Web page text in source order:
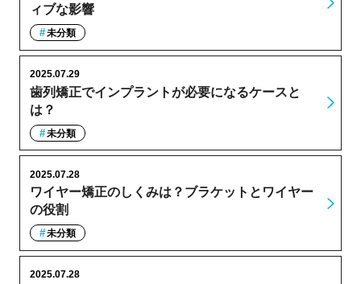
ィブな影響
未分類
歯列矯正でインプラントが必要になるケースと
は？
2025.07.29
未分類
ワイヤー矯正のしくみは？ブラケットとワイヤー
の役割
2025.07.28
未分類
2025.07.28